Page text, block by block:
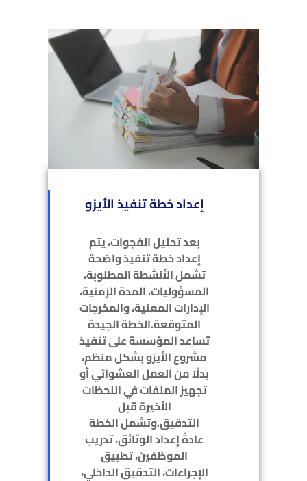
إعداد خطة تنفيذ الأيزو
بعد تحليل الفجوات، يتم
إعداد خطة تنفيذ واضحة
تشمل الأنشطة المطلوبة،
المسؤوليات، المدة الزمنية،
الإدارات المعنية، والمخرجات
المتوقعة.الخطة الجيدة
تساعد المؤسسة على تنفيذ
مشروع الأيزو بشكل منظم،
بدلًا من العمل العشوائي أو
تجهيز الملفات في اللحظات
الأخيرة قبل
التدقيق.وتشمل الخطة
عادةً إعداد الوثائق، تدريب
الموظفين، تطبيق
الإجراءات، التدقيق الداخلي،